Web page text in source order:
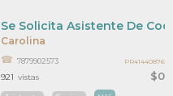
Carolina
$0
Se Solicita Asistente De
7879902573
921 vistas
PR41440876